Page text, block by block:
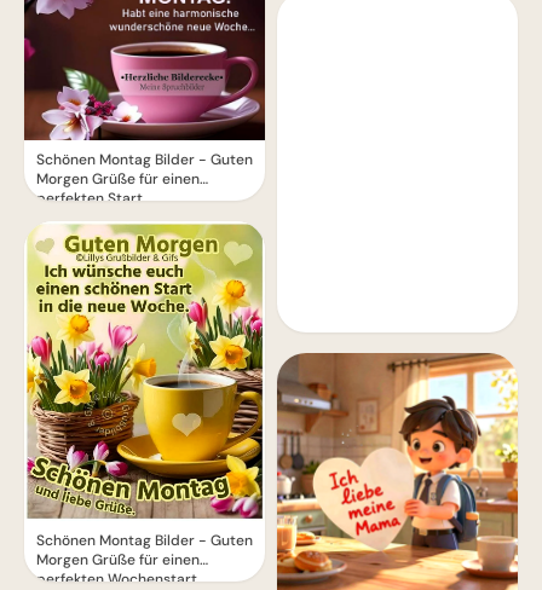
Schönen Montag Bilder - Guten
Morgen Grüße für einen
perfekten Start
Schönen Montag Bilder - Guten
Morgen Grüße für einen
perfekten Wochenstart